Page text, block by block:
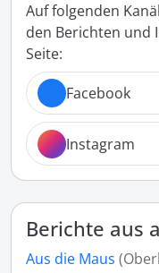
Auf folgenden
den Berichten und
Seite:
Facebook
Instagram
Berichte aus
Aus die Maus